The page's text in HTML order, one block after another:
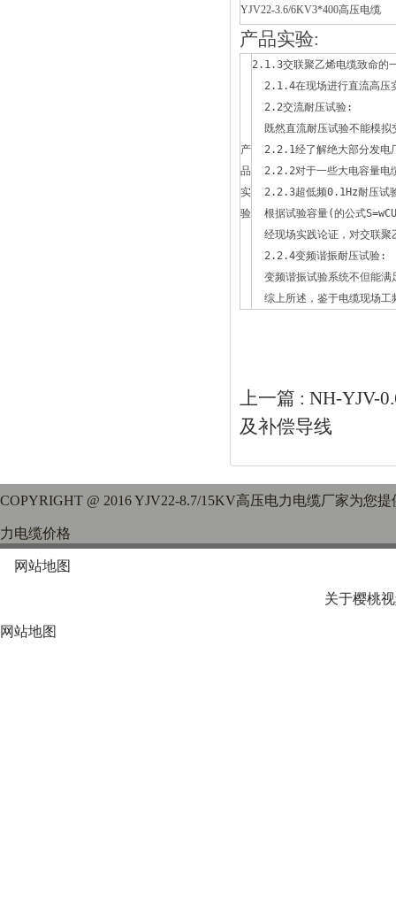
YJV22-3.6/6KV3*400高压电缆
产品实验:
产
品
实
验
2.1.3交联聚乙烯电缆致命的一个
2.1.4在现场进行直流高压实验
2.2交流耐压试验:
既然直流耐压试验不能模拟交
2.2.1经了解绝大部分发电厂
2.2.2对于一些大电容量电缆
2.2.3超低频0.1Hz耐压
根据试验容量(的公式
经现场实践论证，对交联
2.2.4变频谐振耐压试验:
变频谐振试验系统不但能满足
综上所述，鉴于电缆现场
上一篇 : NH-YJV-
及补偿导线
COPYRIGHT @ 2016 YJV22-8.7/15KV高压电力电缆厂家为您提
力电缆价格
网站地图
关于樱桃
网站地图